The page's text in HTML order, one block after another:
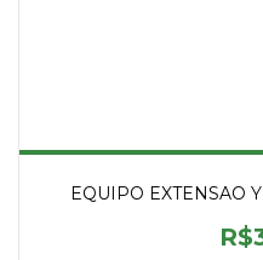
EQUIPO EXTENSAO